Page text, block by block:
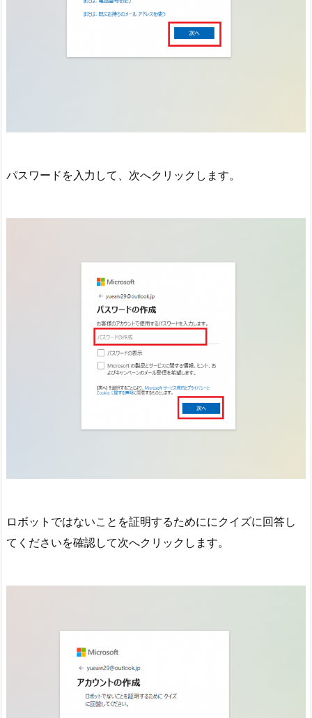
パスワードを入力して、次へクリックします。
ロボットではないことを証明するためににクイズに回答し
てくださいを確認して次へクリックします。